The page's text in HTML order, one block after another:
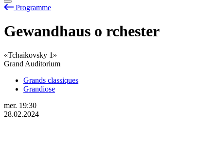
Programme
Gewandhaus o rchester
«Tchaikovsky 1»
Grand Auditorium
Grands classiques
Grandiose
mer. 19:30
28.02.2024